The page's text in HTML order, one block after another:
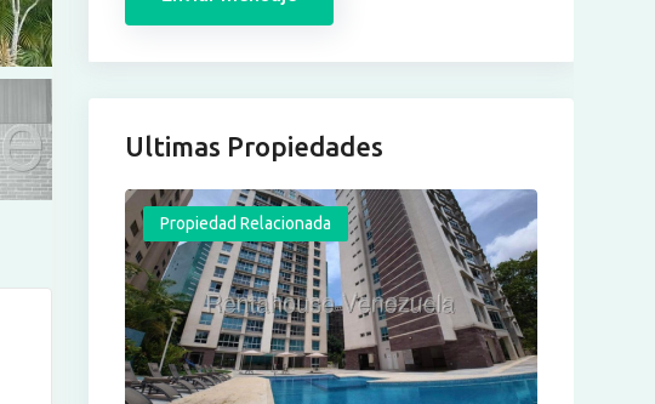
Ultimas Propiedades
Propiedad Relacionada